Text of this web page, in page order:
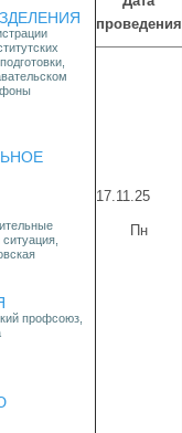
профсоюз,
проведения
17.11.25
Пн